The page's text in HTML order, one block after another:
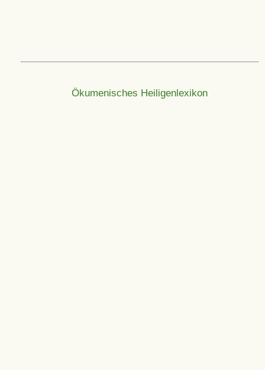
Ökumenisches Heiligenlexikon